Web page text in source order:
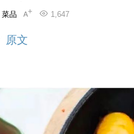
菜品 1,647
原文